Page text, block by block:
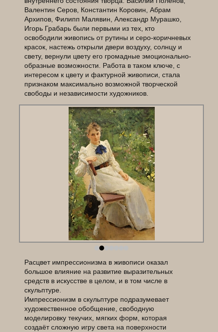
Валентин Серов, Константин Коровин, Абрам
Архипов, Филипп Малявин, Александр Мурашко,
Игорь Грабарь были первыми из тех, кто
освободили живопись от рутины и серо-коричневых
красок, настежь открыли двери воздуху, солнцу и
свету, вернули цвету его громадные эмоционально-
образные возможности. Работа в таком ключе, с
интересом к цвету и фактурной живописи, стала
признаком максимально возможной творческой
свободы и независимости художников.
Расцвет импрессионизма в живописи оказал
большое влияние на развитие выразительных
средств в искусстве в целом, и в том числе в
скульптуре.
Импрессионизм в скульптуре подразумевает
художественное обобщение, свободную
моделировку текучих, мягких форм, которая
создаёт сложную игру света на поверхности